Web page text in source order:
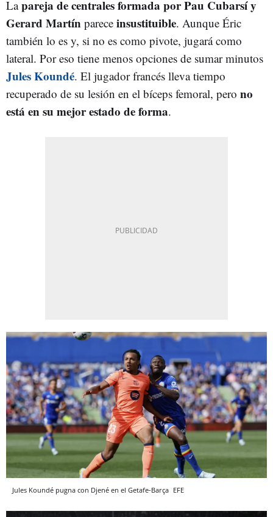
Lapareja de centrales formada por Pau Cubarsí y
Gerard Martín parece insustituible. Aunque Éric
también lo es y, si no es como pivote, jugará como
lateral. Por eso tiene menos opciones de sumar minutos
Jules Koundé. El jugador francés lleva tiempo
recuperado de su lesión en el bíceps femoral, pero no
está en su mejor estado de forma.
Jules Koundé pugna con Djené en el Getafe-Barça EFE